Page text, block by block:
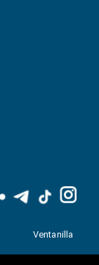
Ventanilla